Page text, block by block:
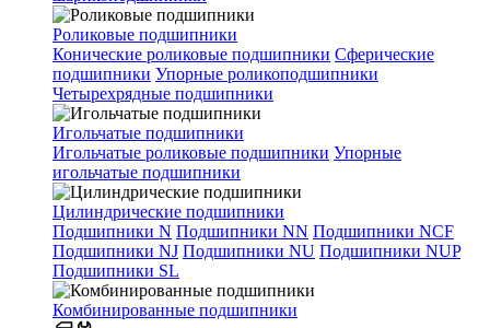
Роликовые подшипники
Конические роликовые подшипники Сферические
подшипники Упорные роликоподшипники
Четырехрядные подшипники
Игольчатые подшипники
Игольчатые роликовые подшипники Упорные
игольчатые подшипники
Цилиндрические подшипники
Подшипники N Подшипники NN Подшипники NCF
Подшипники NJ Подшипники NU Подшипники NUP
Подшипники SL
Комбинированные подшипники